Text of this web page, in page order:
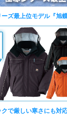
最上位モデル『旭蝶
厳しい寒さにも対